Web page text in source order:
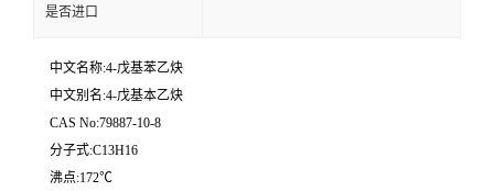
是否进口
中文名称:4-戊基苯乙炔
中文别名:4-戊基本乙炔
CAS No:79887-10-8
分子式:C13H16
沸点:172℃